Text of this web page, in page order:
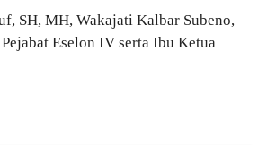
SH, MH, Wakajati Kalbar Subeno,
Eselon IV serta Ibu Ketua